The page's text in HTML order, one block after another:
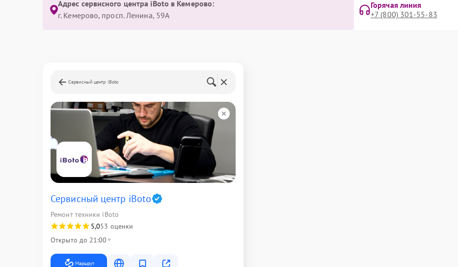
Адрес сервисного центра iBoto в Кемерово:
г. Кемерово, просп. Ленина, 59А
Горячая линия
+7 (800) 301-55-83
Сервисный центр iBoto
Сервисный центр iBoto
Ремонт техники iBoto
5,053 оценки
Открыто до 21:00
Маршрут